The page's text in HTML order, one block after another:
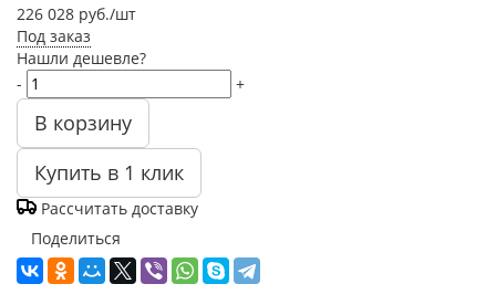
226 028 руб./шт
Под заказ
Нашли дешевле?
-
+
В корзину
Купить в 1 клик
Рассчитать доставку
Поделиться